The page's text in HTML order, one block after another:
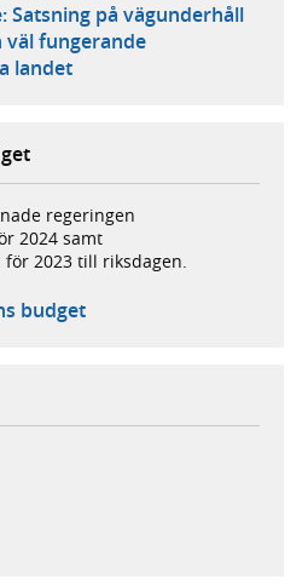
Satsning på vägunderhåll
fungerande
landet
regeringen
2024 samt
2023 till riksdagen.
budget
i ny flik, extern webbplats,
webbplats,
ny flik, extern webbplats,
e-postklient,